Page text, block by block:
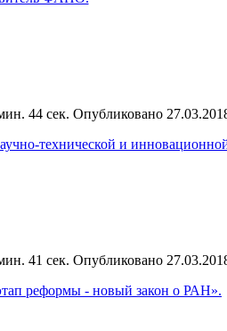
44 сек. Опубликовано
технической и инновационной
41 сек. Опубликовано
реформы - новый закон о РАН».